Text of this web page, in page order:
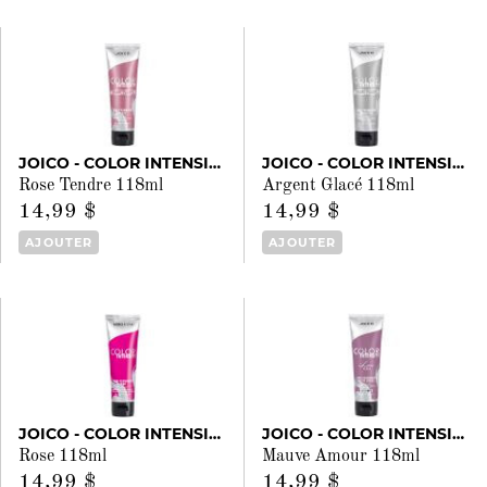
JOICO - COLOR INTENSITY
Rose Tendre 118ml
14,99 $
AJOUTER
JOICO - COLOR INTENSITY
Argent Glacé 118ml
14,99 $
AJOUTER
JOICO - COLOR INTENSITY
Rose 118ml
JOICO - COLOR INTENSITY
Mauve Amour 118ml